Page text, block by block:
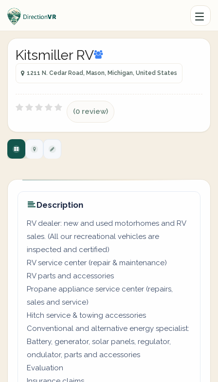
Kitsmiller RV
1211 N. Cedar Road, Mason, Michigan, United States
(0 review)
Description
RV dealer: new and used motorhomes and RV
sales. (All our recreational vehicles are
inspected and certified)
RV service center (repair & maintenance)
RV parts and accessories
Propane appliance service center (repairs,
sales and service)
Hitch service & towing accessories
Conventional and alternative energy specialist:
Battery, generator, solar panels, regulator,
ondulator, parts and accessories
Evaluation